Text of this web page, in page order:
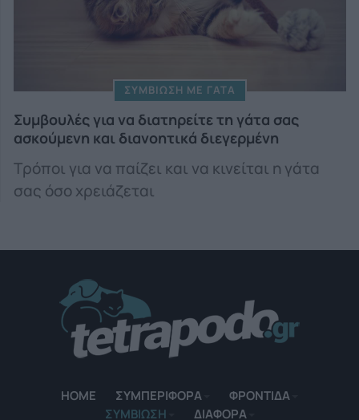
ΣΥΜΒΙΩΣΗ ΜΕ ΓΑΤΑ
Συμβουλές για να διατηρείτε τη γάτα σας
ασκούμενη και διανοητικά διεγερμένη
Τρόποι για να παίζει και να κινείται η γάτα
σας όσο χρειάζεται
HOME ΣΥΜΠΕΡΙΦΟΡΑ
ΦΡΟΝΤΙΔΑ
ΣΥΜΒΙΩΣΗ
ΔΙΑΦΟΡΑ